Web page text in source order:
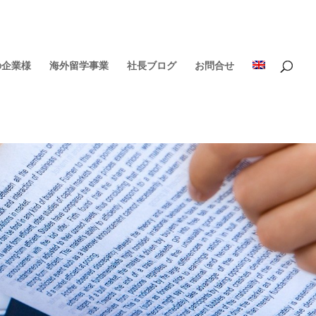
業様 海外留学事業 社長ブログ お問合せ